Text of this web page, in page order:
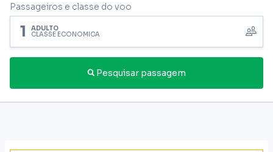
Passageiros e classe do voo
1 ADULTO
CLASSE ECONÔMICA
Pesquisar passagem